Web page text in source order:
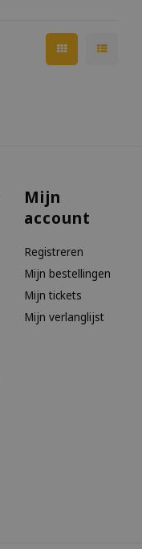
Mijn
account
Registreren
Mijn bestellingen
Mijn tickets
Mijn verlanglijst